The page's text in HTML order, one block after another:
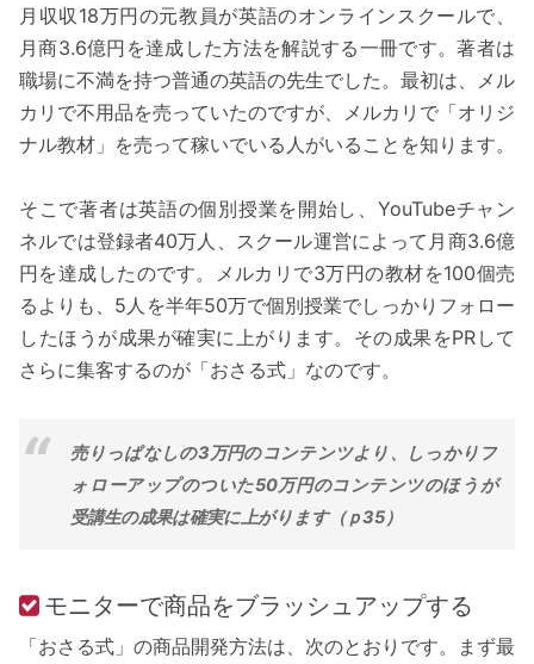
月収収18万円の元教員が英語のオンラインスクールで、
月商3.6億円を達成した方法を解説する一冊です。著者は
職場に不満を持つ普通の英語の先生でした。最初は、メル
カリで不用品を売っていたのですが、メルカリで「オリジ
ナル教材」を売って稼いでいる人がいることを知ります。
そこで著者は英語の個別授業を開始し、YouTubeチャン
ネルでは登録者40万人、スクール運営によって月商3.6億
円を達成したのです。メルカリで3万円の教材を100個売
るよりも、5人を半年50万で個別授業でしっかりフォロー
したほうが成果が確実に上がります。その成果をPRして
さらに集客するのが「おさる式」なのです。
売りっぱなしの3万円のコンテンツより、しっかりフ
ォローアップのついた50万円のコンテンツのほうが
受講生の成果は確実に上がります（ｐ35）
モニターで商品をブラッシュアップする
「おさる式」の商品開発方法は、次のとおりです。まず最